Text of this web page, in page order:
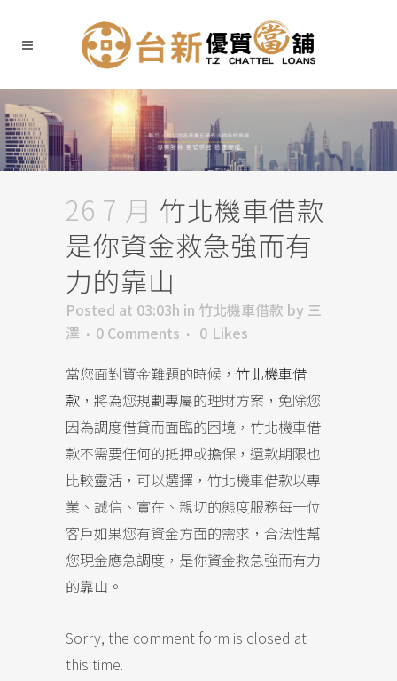
26 7 月 竹北機車借款
是你資金救急強而有
力的靠山
Posted at 03:03h in 竹北機車借款 by 三
澤
0 Comments 0 Likes
當您面對資金難題的時候， 竹北機車借
款 ，將為您規劃專屬的理財方案，免除您
因為調度借貸而面臨的困境，竹北機車借
款不需要任何的抵押或擔保，還款期限也
比較靈活，可以選擇，竹北機車借款以專
業、誠信、實在、親切的態度服務每一位
客戶如果您有資金方面的需求，合法性幫
您現金應急調度，是你資金救急強而有力
的靠山。
Sorry, the comment form is closed at
this time.